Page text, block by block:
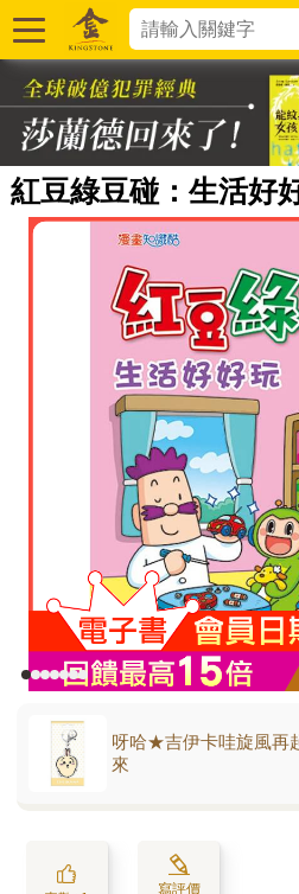
紅豆綠豆碰：生活好
呀哈★吉伊卡哇旋風再
來
寫評價